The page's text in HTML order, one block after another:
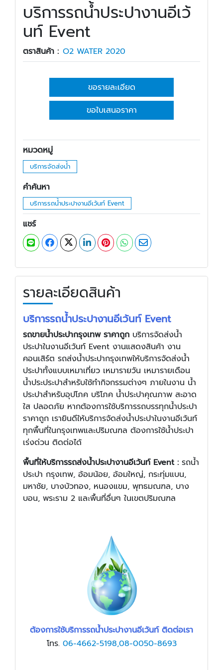
บริการรถน้ำประปางานอีเว้
นท์ Event
ตราสินค้า : O2 WATER 2020
ขอรายละเอียด
ขอใบเสนอราคา
หมวดหมู่
บริการจัดส่งน้ำ
คำค้นหา
บริการรถน้ำประปางานอีเว้นท์ Event
แชร์
รายละเอียดสินค้า
บริการรถน้ำประปางานอีเว้นท์ Event
รถขายน้ำประปากรุงเทพ ราคาถูก บริการจัดส่งน้ำ
ประปาในงานอีเว้นท์ Event งานแสดงสินค้า งาน
คอนเสิร์ต รถส่งน้ำประปากรุงเทพให้บริการจัดส่งน้ำ
ประปาทั้งแบบเหมาเที่ยว เหมารายวัน เหมารายเดือน
น้ำประประปาสำหรับใช้ทำกิจกรรมต่างๆ ภายในงาน น้ำ
ประปาสำหรับอุปโภค บริโภค น้ำประปาคุณภาพ สะอาด
ใส ปลอดภัย หากต้องการใช้บริการรถบรรทุกน้ำประปา
ราคาถูก เรายินดีให้บริการจัดส่งน้ำประปาในงานอีเว้นท์
ทุกพื้นที่ในกรุงเทพและปริมณฑล ต้องการใช้น้ำประปา
เร่งด่วน ติดต่อได้
พื้นที่ให้บริการรถส่งน้ำประปางานอีเว้นท์ Event : รถน้ำ
ประปา กรุงเทพ, อ้อมน้อย, อ้อมใหญ่, กระทุ่มแบน,
มหาชัย, บางบัวทอง, หนองแขม, พุทธมณฑล, บาง
บอน, พระราม 2 และพื้นที่อื่นๆ ในเขตปริมณฑล
ต้องการใช้บริการรถน้ำประปางานอีเว้นท์ ติดต่อเรา
โทร. 06-4662-5198,08-0050-8693